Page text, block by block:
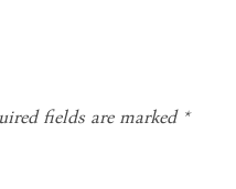
fields are marked *